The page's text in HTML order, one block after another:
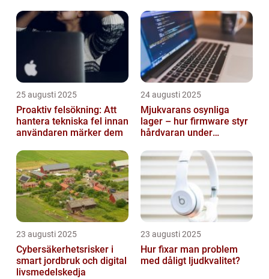
25 augusti 2025
Proaktiv felsökning: Att
hantera tekniska fel innan
användaren märker dem
24 augusti 2025
Mjukvarans osynliga
lager – hur firmware styr
hårdvaran under
23 augusti 2025
Cybersäkerhetsrisker i
smart jordbruk och digital
livsmedelskedja
23 augusti 2025
Hur fixar man problem
med dåligt ljudkvalitet?